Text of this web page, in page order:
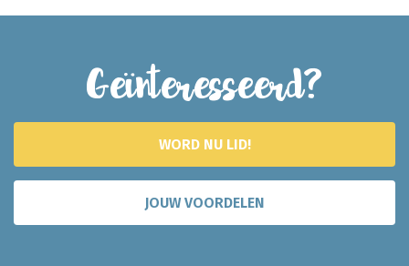
Geïnteresseerd?
WORD NU LID!
JOUW VOORDELEN